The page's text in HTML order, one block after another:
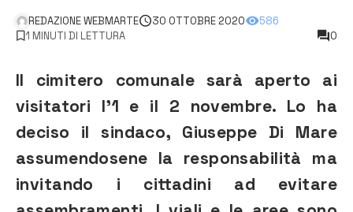
REDAZIONE WEBMARTE 30 OTTOBRE 2020
586
1 MINUTI DI LETTURA
0
Il cimitero comunale sarà aperto ai
visitatori l’1 e il 2 novembre. Lo ha
deciso il sindaco, Giuseppe Di Mare
assumendosene la responsabilità ma
invitando i cittadini ad evitare